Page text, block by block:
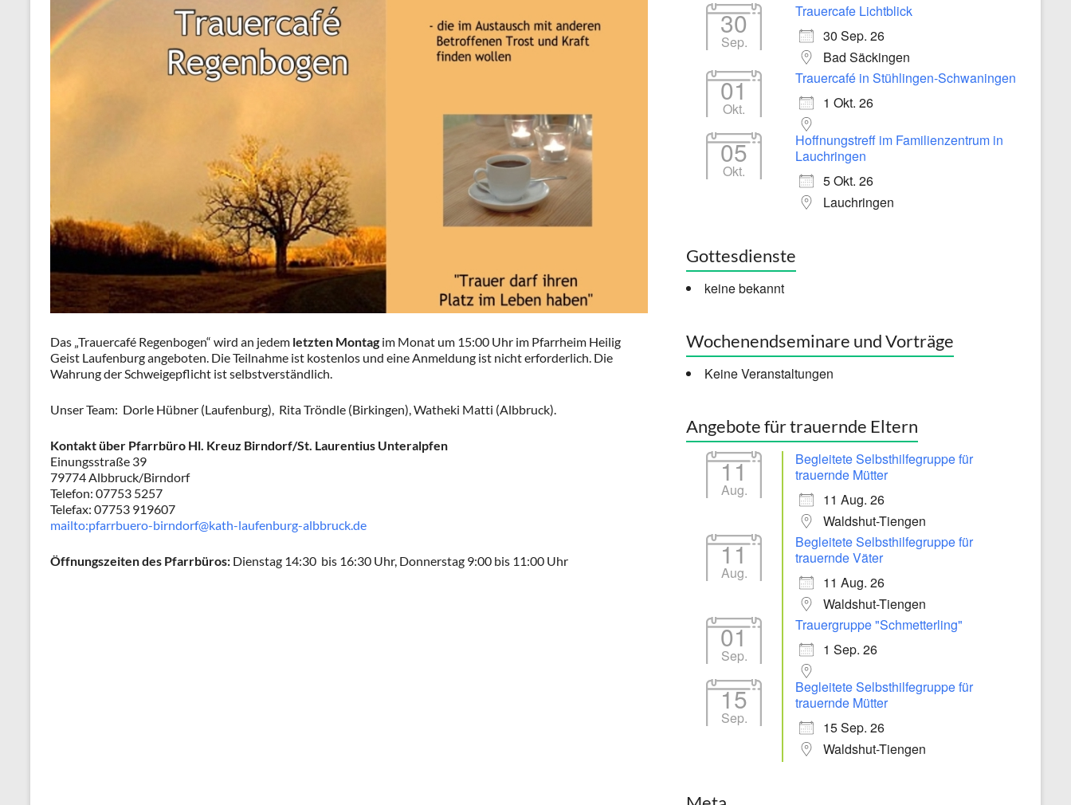
Das „Trauercafé Regenbogen“ wird an jedem letzten Montag im Monat um 15:00 Uhr im Pfarrheim Heilig
Geist Laufenburg angeboten. Die Teilnahme ist kostenlos und eine Anmeldung ist nicht erforderlich. Die
Wahrung der Schweigepflicht ist selbstverständlich.
Unser Team: Dorle Hübner (Laufenburg), Rita Tröndle (Birkingen), Watheki Matti (Albbruck).
Kontakt über Pfarrbüro Hl. Kreuz Birndorf/St. Laurentius Unteralpfen
Einungsstraße 39
79774 Albbruck/Birndorf
Telefon: 07753 5257
Telefax: 07753 919607
mailto:pfarrbuero-birndorf@kath-laufenburg-albbruck.de
Öffnungszeiten des Pfarrbüros: Dienstag 14:30 bis 16:30 Uhr, Donnerstag 9:00 bis 11:00 Uhr
30
Sep.
Trauercafe Lichtblick
30 Sep. 26
Bad Säckingen
01
Okt.
Trauercafé in Stühlingen-Schwaningen
1 Okt. 26
05
Okt.
Hoffnungstreff im Familienzentrum in
Lauchringen
5 Okt. 26
Lauchringen
Gottesdienste
keine bekannt
Wochenendseminare und Vorträge
Keine Veranstaltungen
Angebote für trauernde Eltern
11
Aug.
Begleitete Selbsthilfegruppe für
trauernde Mütter
11 Aug. 26
Waldshut-Tiengen
11
Aug.
Begleitete Selbsthilfegruppe für
trauernde Väter
11 Aug. 26
Waldshut-Tiengen
01
Sep.
Trauergruppe "Schmetterling"
1 Sep. 26
15
Sep.
Begleitete Selbsthilfegruppe für
trauernde Mütter
15 Sep. 26
Waldshut-Tiengen